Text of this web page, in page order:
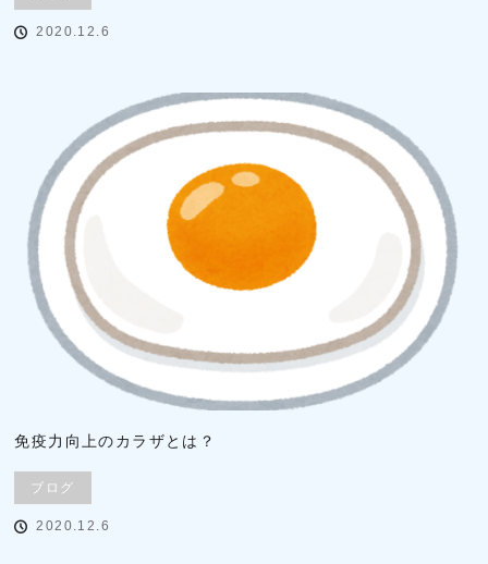
2020.12.6
免疫力向上のカラザとは？
ブログ
2020.12.6